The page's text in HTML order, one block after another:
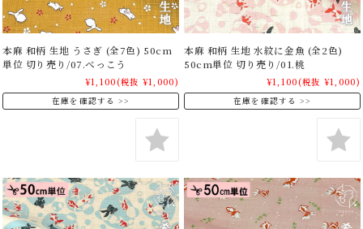
本麻 和柄 生地 うさぎ (全7色) 50cm
単位 切り売り/07.べっこう
¥1,100(税抜 ¥1,000)
在庫を確認する
本麻 和柄 生地 水紋に金魚 (全2色)
50cm単位 切り売り/01.桃
¥1,100(税抜 ¥1,000)
在庫を確認する